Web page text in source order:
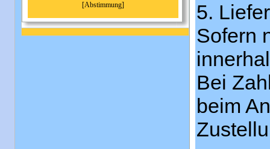
[Abstimmung]
5.
Sofern
Bei
beim